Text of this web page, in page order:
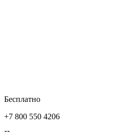
Бесплатно
+7 800 550 4206